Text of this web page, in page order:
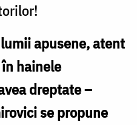
apusene, atent
hainele
dreptate –
se propune